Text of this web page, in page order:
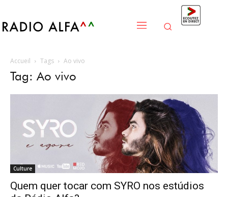
Accueil Tags Ao vivo
Tag: Ao vivo
Culture
Quem quer tocar com SYRO nos estúdios